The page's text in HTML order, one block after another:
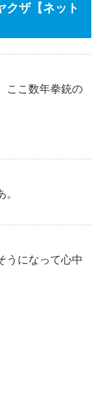
クザ【ネット
ここ数年拳銃の
うになって心中